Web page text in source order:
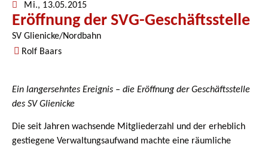
Mi., 13.05.2015
Eröffnung der SVG-Geschäftsstelle
SV Glienicke/Nordbahn
Rolf Baars
Ein langersehntes Ereignis – die Eröffnung der Geschäftsstelle
des SV Glienicke
Die seit Jahren wachsende Mitgliederzahl und der erheblich
gestiegene Verwaltungsaufwand machte eine räumliche